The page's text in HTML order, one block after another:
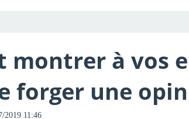
montrer à vos
forger une
2019 11:46